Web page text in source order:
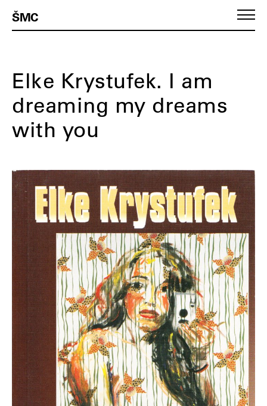
ŠMC
Elke Krystufek. I am
dreaming my dreams
with you